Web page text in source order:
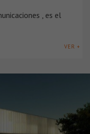
, es el
VER +